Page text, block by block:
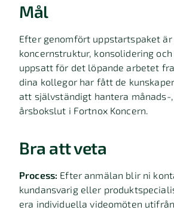
Mål
Efter genomfört uppstartspaket är
koncernstruktur, konsolidering
uppsatt för det löpande arbetet
dina kollegor har fått de
att självständigt hantera månads-
årsbokslut i Fortnox Koncern.
Bra att veta
Process: Efter anmälan blir ni
kundansvarig eller
era individuella videomöten